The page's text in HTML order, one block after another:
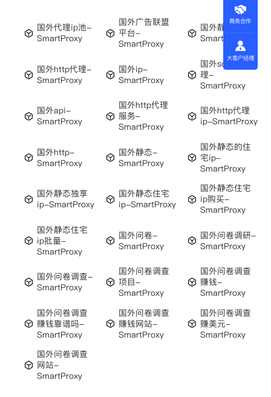
国外代理ip池-
SmartProxy
国外广告联盟
平台-
SmartProxy
国外静态ip-
SmartProxy
国外http代理-
SmartProxy
国外ip-
SmartProxy
国外socks5代
理-
SmartProxy
国外api-
SmartProxy
国外http代理
服务-
SmartProxy
国外http代理
ip-SmartProxy
国外http-
SmartProxy
国外静态-
SmartProxy
国外静态的住
宅ip-
SmartProxy
国外静态独享
ip-SmartProxy
国外静态住宅
ip-SmartProxy
国外静态住宅
ip购买-
SmartProxy
国外静态住宅
ip批量-
SmartProxy
国外问卷-
SmartProxy
国外问卷调研-
SmartProxy
国外问卷调查-
SmartProxy
国外问卷调查
项目-
SmartProxy
国外问卷调查
赚钱-
SmartProxy
国外问卷调查
赚钱靠谱吗-
SmartProxy
国外问卷调查
赚钱网站-
SmartProxy
国外问卷调查
赚美元-
SmartProxy
国外问卷调查
网站-
SmartProxy
商务合作
大客户经理